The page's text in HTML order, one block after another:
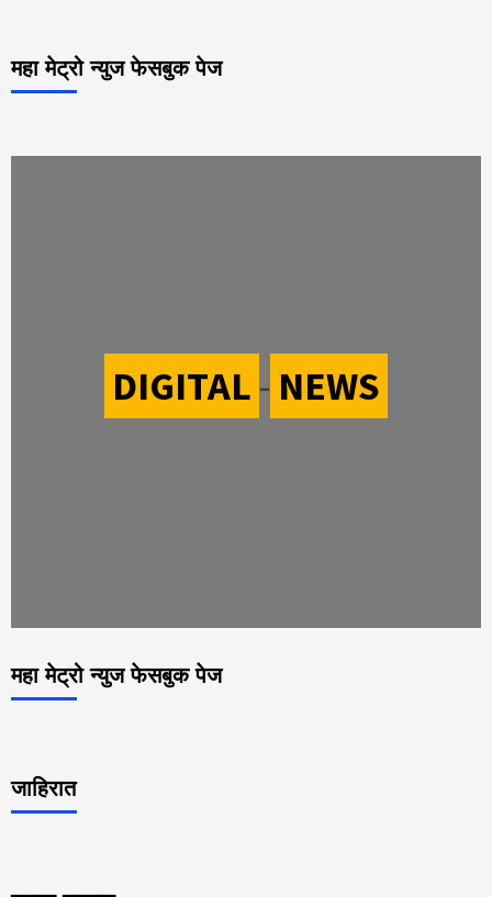
महा मेट्रो न्युज फेसबुक पेज
DIGITAL - NEWS
महा मेट्रो न्युज फेसबुक पेज
जाहिरात